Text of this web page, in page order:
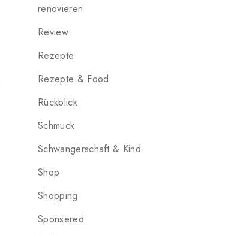
renovieren
Review
Rezepte
Rezepte & Food
Rückblick
Schmuck
Schwangerschaft & Kind
Shop
Shopping
Sponsered